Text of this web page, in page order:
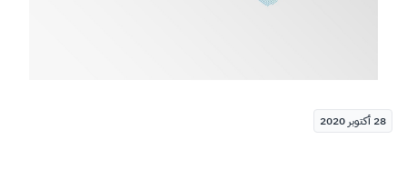
28 أكتوبر 2020